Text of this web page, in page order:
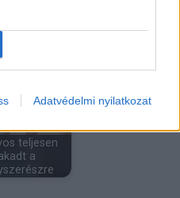
Adatvédelmi nyilatkozat
teljesen
a